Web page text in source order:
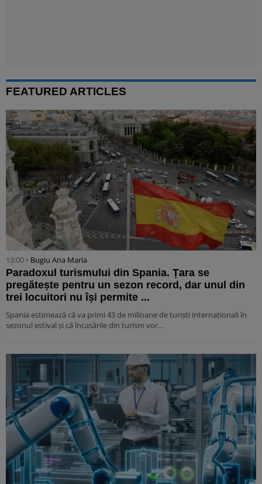
FEATURED ARTICLES
13:00 • Bugiu ⁠Ana Maria
Paradoxul turismului din Spania. Țara se
pregătește pentru un sezon record, dar unul din
trei locuitori nu își permite ...
Spania estimează că va primi 43 de milioane de turiști internaționali în
sezonul estival și că încasările din turism vor…